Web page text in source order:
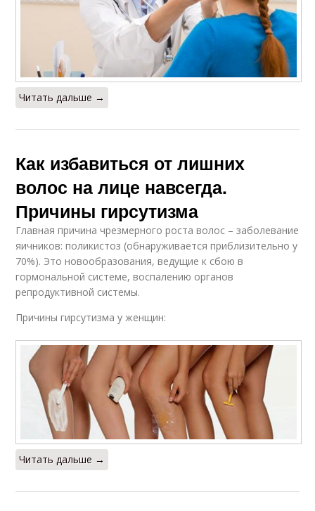
Читать дальше →
Как избавиться от лишних
волос на лице навсегда.
Причины гирсутизма
Главная причина чрезмерного роста волос – заболевание
яичников: поликистоз (обнаруживается приблизительно у
70%). Это новообразования, ведущие к сбою в
гормональной системе, воспалению органов
репродуктивной системы.
Причины гирсутизма у женщин:
Читать дальше →